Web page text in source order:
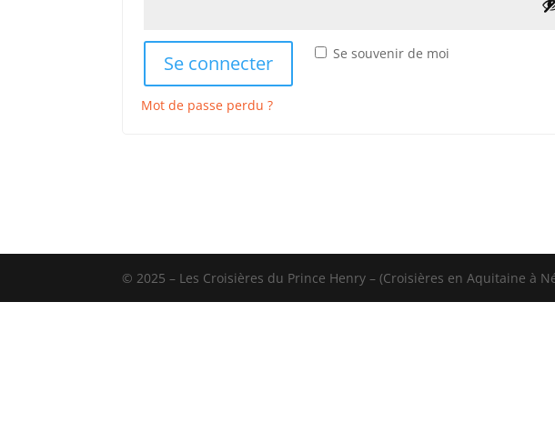
Se souvenir de moi
Se connecter
Mot de passe perdu ?
© 2025 – Les Croisières du Prince Henry – (Croisières en Aquitaine à